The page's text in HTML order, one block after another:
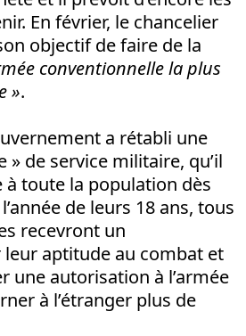
En février, le chancelier
objectif de faire de la
conventionnelle la plus
».
a rétabli une
de service militaire, qu’il
à toute la population dès
de leurs 18 ans, tous
recevront un
aptitude au combat et
une autorisation à l’armée
à l’étranger plus de